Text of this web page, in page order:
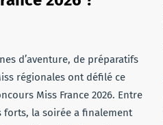
d’aventure, de préparatifs
régionales ont défilé ce
Miss France 2026. Entre
forts, la soirée a finalement